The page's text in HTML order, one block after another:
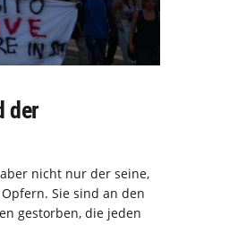
der
nicht nur der seine,
Sie sind an den
gestorben, die jeden